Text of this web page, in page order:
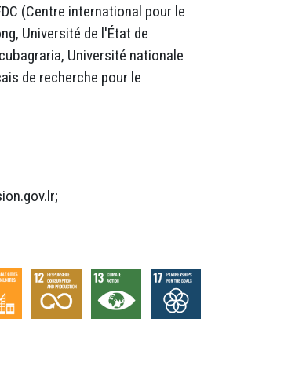
(Centre international pour le
Université de l'État de
Université nationale
de recherche pour le
;